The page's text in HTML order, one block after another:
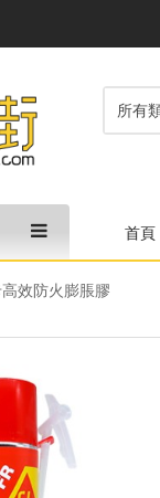
首頁
效防火膨脹膠